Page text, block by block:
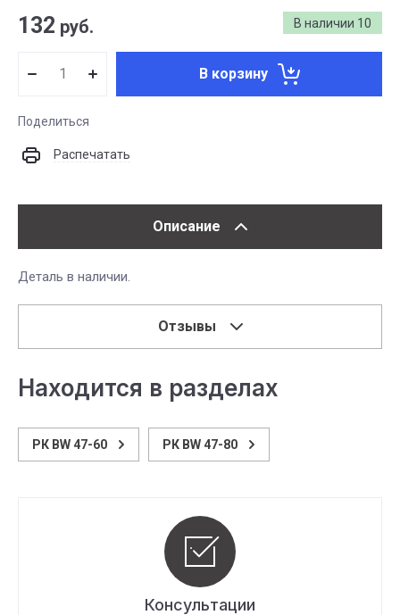
В наличии 10
132 руб.
В корзину
Поделиться
Распечатать
Описание
Деталь в наличии.
Отзывы
Находится в разделах
РК BW 47-60 РК BW 47-80
Консультации